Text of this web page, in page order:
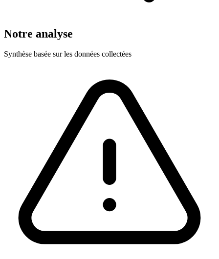
Notre analyse
Synthèse basée sur les données collectées